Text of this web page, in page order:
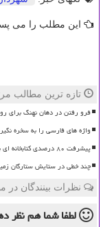
این مطلب را می
تازه ترین مطالب
فرو رفتن در دهان نهنگ برای
واژه های فارسی را به سخره
پیشرفت ۸۰ درصدی کتابخانه ای بعداز ۱۷ سال همچنان در انتظار تأمین اعتبار
چند خطی در ستایش ستارگان
نظرات بینندگان در
لطفا شما همنظر